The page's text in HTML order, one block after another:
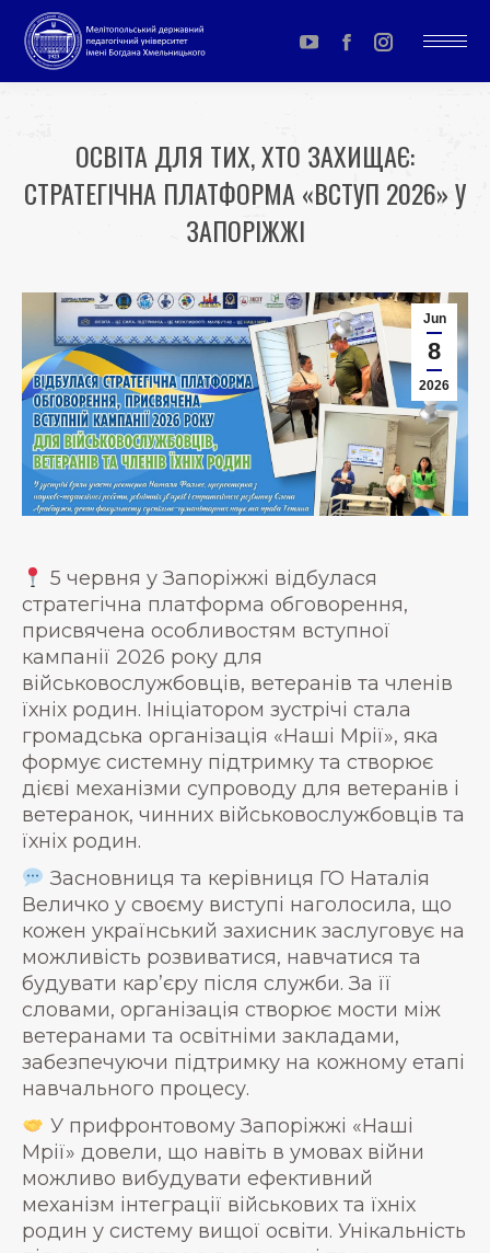
YouTube
page
in
new
Facebook
page
in
new
Instagram
page
in
new
ОСВІТА ДЛЯ ТИХ, ХТО ЗАХИЩАЄ:
СТРАТЕГІЧНА ПЛАТФОРМА «ВСТУП 2026» У
ЗАПОРІЖЖІ
Jun
8
2026
5 червня у Запоріжжі відбулася
стратегічна платформа обговорення,
присвячена особливостям вступної
кампанії 2026 року для
військовослужбовців, ветеранів та членів
їхніх родин. Ініціатором зустрічі стала
громадська організація «Наші Мрії», яка
формує системну підтримку та створює
дієві механізми супроводу для ветеранів і
ветеранок, чинних військовослужбовців та
їхніх родин.
Засновниця та керівниця ГО Наталія
Величко у своєму виступі наголосила, що
кожен український захисник заслуговує на
можливість розвиватися, навчатися та
будувати кар’єру після служби. За її
словами, організація створює мости між
ветеранами та освітніми закладами,
забезпечуючи підтримку на кожному етапі
навчального процесу.
У прифронтовому Запоріжжі «Наші
Мрії» довели, що навіть в умовах війни
можливо вибудувати ефективний
механізм інтеграції військових та їхніх
родин у систему вищої освіти. Унікальність